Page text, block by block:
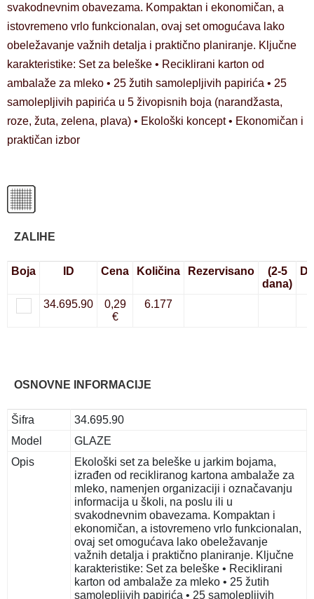
svakodnevnim obavezama. Kompaktan i ekonomičan, a
istovremeno vrlo funkcionalan, ovaj set omogućava lako
obeležavanje važnih detalja i praktično planiranje. Ključne
karakteristike: Set za beleške • Reciklirani karton od
ambalaže za mleko • 25 žutih samolepljivih papirića • 25
samolepljivih papirića u 5 živopisnih boja (narandžasta,
roze, žuta, zelena, plava) • Ekološki koncept • Ekonomičan i
praktičan izbor
ZALIHE
Boja ID Cena Količina Rezervisano
(2-5
dana)
34.695.90
0,29
€
6.177
OSNOVNE INFORMACIJE
Šifra
34.695.90
Model
GLAZE
Opis
Ekološki set za beleške u jarkim bojama,
izrađen od recikliranog kartona ambalaže za
mleko, namenjen organizaciji i označavanju
informacija u školi, na poslu ili u
svakodnevnim obavezama. Kompaktan i
ekonomičan, a istovremeno vrlo funkcionalan,
ovaj set omogućava lako obeležavanje
važnih detalja i praktično planiranje. Ključne
karakteristike: Set za beleške • Reciklirani
karton od ambalaže za mleko • 25 žutih
samolepljivih papirića • 25 samolepljivih